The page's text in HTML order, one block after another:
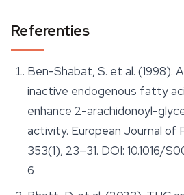
Referenties
Ben-Shabat, S. et al. (1998).
inactive endogenous fatty
enhance 2-arachidonoyl-
activity. European Journal of
353(1), 23–31. DOI: 10.1016/
6